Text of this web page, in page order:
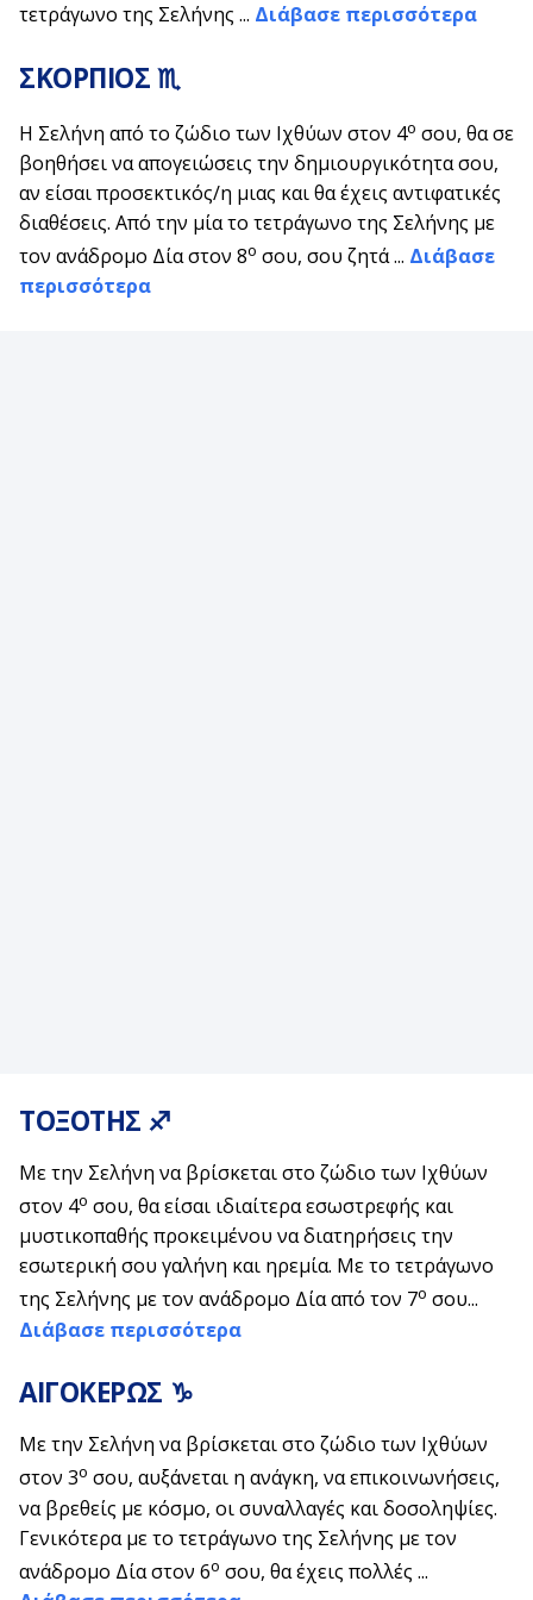
τετράγωνο της Σελήνης ... Διάβασε περισσότερα
ΣΚΟΡΠΙΟΣ ♏
Η Σελήνη από το ζώδιο των Ιχθύων στον 4ο σου, θα σε
βοηθήσει να απογειώσεις την δημιουργικότητα σου,
αν είσαι προσεκτικός/η μιας και θα έχεις αντιφατικές
διαθέσεις. Από την μία το τετράγωνο της Σελήνης με
τον ανάδρομο Δία στον 8ο σου, σου ζητά ... Διάβασε
περισσότερα
ΤΟΞΟΤΗΣ ♐
Με την Σελήνη να βρίσκεται στο ζώδιο των Ιχθύων
στον 4ο σου, θα είσαι ιδιαίτερα εσωστρεφής και
μυστικοπαθής προκειμένου να διατηρήσεις την
εσωτερική σου γαλήνη και ηρεμία. Με το τετράγωνο
της Σελήνης με τον ανάδρομο Δία από τον 7ο σου...
Διάβασε περισσότερα
ΑΙΓΟΚΕΡΩΣ ♑
Με την Σελήνη να βρίσκεται στο ζώδιο των Ιχθύων
στον 3ο σου, αυξάνεται η ανάγκη, να επικοινωνήσεις,
να βρεθείς με κόσμο, οι συναλλαγές και δοσοληψίες.
Γενικότερα με το τετράγωνο της Σελήνης με τον
ανάδρομο Δία στον 6ο σου, θα έχεις πολλές ...